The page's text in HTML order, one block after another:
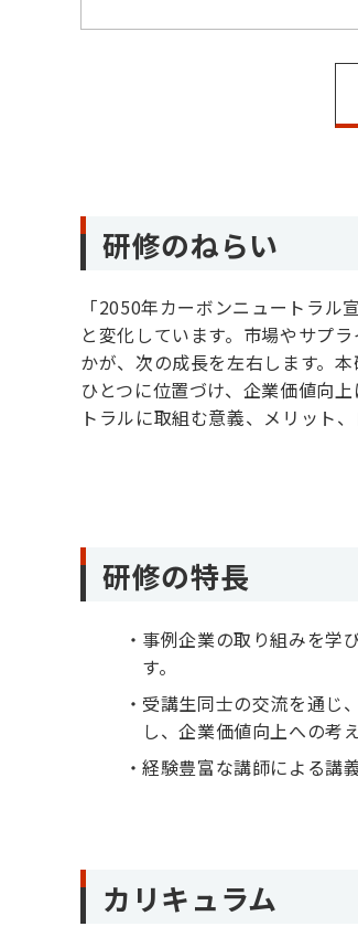
研修のねらい
「2050年カーボンニュートラ
と変化しています。市場やサプ
かが、次の成長を左右します。
ひとつに位置づけ、企業価値向
トラルに取組む意義、メリット
研修の特長
事例企業の取り組みを学
す。
受講生同士の交流を通じ
し、企業価値向上への考
経験豊富な講師による講
カリキュラム